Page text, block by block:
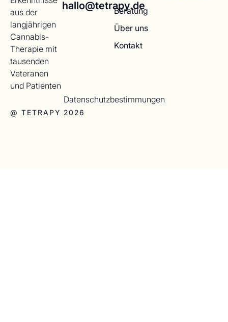
aus der
langjährigen
Cannabis-
Therapie mit
tausenden
Veteranen
und Patienten
hallo@tetrapy.de
Beratung
Über uns
Kontakt
@ TETRAPY 2026
Datenschutzbestimmungen